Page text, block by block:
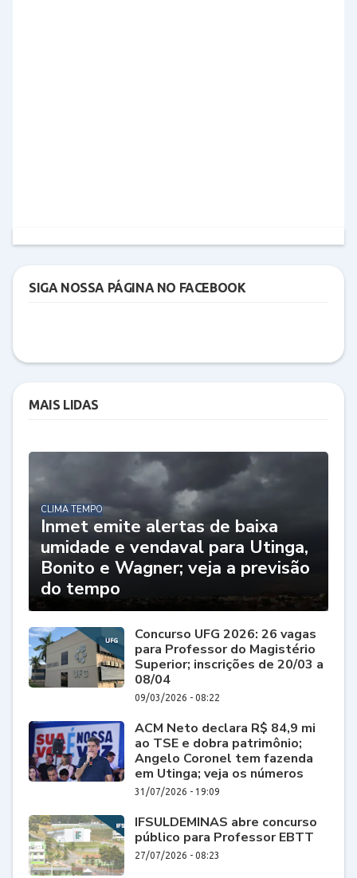
SIGA NOSSA PÁGINA NO FACEBOOK
MAIS LIDAS
CLIMA TEMPO
Inmet emite alertas de baixa
umidade e vendaval para Utinga,
Bonito e Wagner; veja a previsão
do tempo
Concurso UFG 2026: 26 vagas
para Professor do Magistério
Superior; inscrições de 20/03 a
08/04
09/03/2026 - 08:22
ACM Neto declara R$ 84,9 mi
ao TSE e dobra patrimônio;
Angelo Coronel tem fazenda
em Utinga; veja os números
31/07/2026 - 19:09
IFSULDEMINAS abre concurso
público para Professor EBTT
27/07/2026 - 08:23